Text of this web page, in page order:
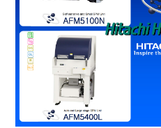
[原廠公告] AFM5300E...
新拓將贊助2021年國際材料
因應國內疫情嚴峻，台北總公
司與...